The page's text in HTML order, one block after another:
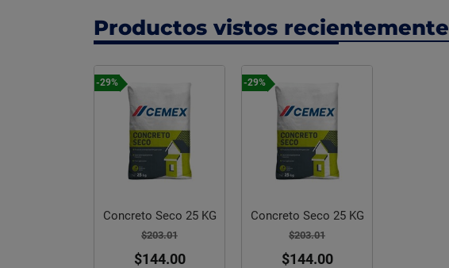
Productos vistos recientemente
-29%
Concreto Seco 25 KG
$203.01
$144.00
-29%
Concreto Seco 25 KG
$203.01
$144.00